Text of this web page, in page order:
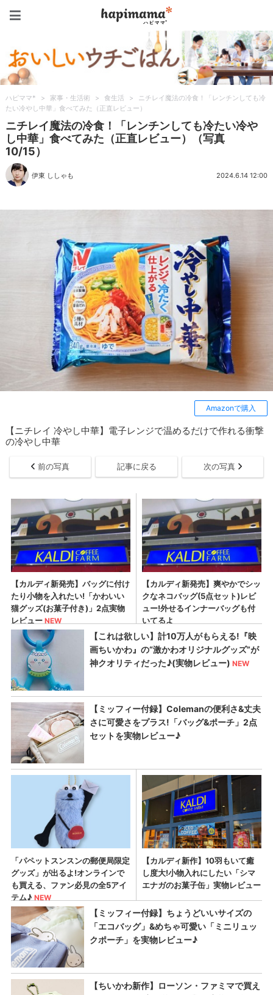
ハピママ* > 家事・生活術 > 食生活 >
ニチレイ魔法の冷食！「レンチンしても冷
たい冷やし中華」食べてみた（正直レビュー）
ニチレイ魔法の冷食！「レンチンしても冷たい冷や
し中華」食べてみた（正直レビュー）（写真
10/15）
伊東 ししゃも 2024.6.14 12:00
Amazonで購入
【ニチレイ 冷やし中華】電子レンジで温めるだけで作れる衝撃
の冷やし中華
前の写真 記事に戻る 次の写真